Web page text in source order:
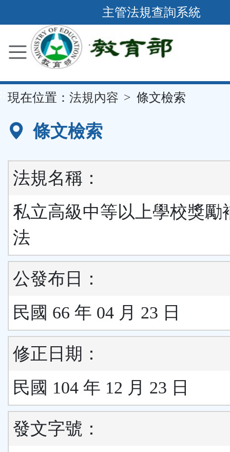
到
要
容
區
主管法規查詢系統
現在位置： 法規內容 條文檢索
條文檢索
法規名稱：
私立高級中等以上學校獎勵
法
公發布日：
民國 66 年 04 月 23 日
修正日期：
民國 104 年 12 月 23 日
發文字號：